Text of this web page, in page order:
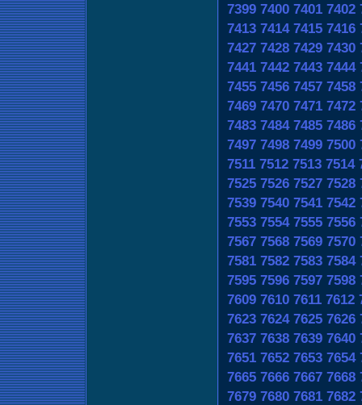
7399 7400 7401 7402
7413 7414 7415 7416
7427 7428 7429 7430
7441 7442 7443 7444
7455 7456 7457 7458
7469 7470 7471 7472
7483 7484 7485 7486
7497 7498 7499 7500
7511 7512 7513 7514
7525 7526 7527 7528
7539 7540 7541 7542
7553 7554 7555 7556
7567 7568 7569 7570
7581 7582 7583 7584
7595 7596 7597 7598
7609 7610 7611 7612
7623 7624 7625 7626
7637 7638 7639 7640
7651 7652 7653 7654
7665 7666 7667 7668
7679 7680 7681 7682